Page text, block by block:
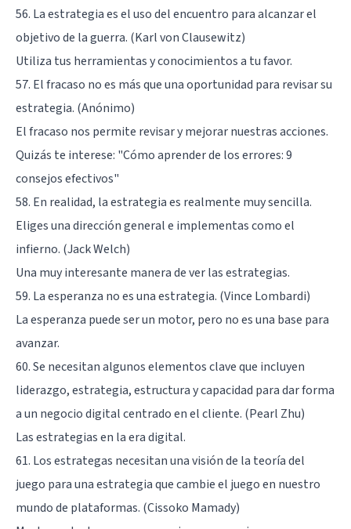
56. La estrategia es el uso del encuentro para alcanzar el
objetivo de la guerra. (Karl von Clausewitz)
Utiliza tus herramientas y conocimientos a tu favor.
57. El fracaso no es más que una oportunidad para revisar su
estrategia. (Anónimo)
El fracaso nos permite revisar y mejorar nuestras acciones.
Quizás te interese: "Cómo aprender de los errores: 9
consejos efectivos"
58. En realidad, la estrategia es realmente muy sencilla.
Eliges una dirección general e implementas como el
infierno. (Jack Welch)
Una muy interesante manera de ver las estrategias.
59. La esperanza no es una estrategia. (Vince Lombardi)
La esperanza puede ser un motor, pero no es una base para
avanzar.
60. Se necesitan algunos elementos clave que incluyen
liderazgo, estrategia, estructura y capacidad para dar forma
a un negocio digital centrado en el cliente. (Pearl Zhu)
Las estrategias en la era digital.
61. Los estrategas necesitan una visión de la teoría del
juego para una estrategia que cambie el juego en nuestro
mundo de plataformas. (Cissoko Mamady)